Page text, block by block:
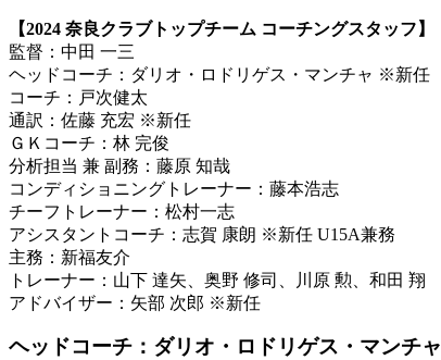
【2024 奈良クラブトップチーム コーチングスタッフ】
監督：中田 一三
ヘッドコーチ：ダリオ・ロドリゲス・マンチャ ※新任
コーチ：戸次健太
通訳：佐藤 充宏 ※新任
ＧＫコーチ：林 完俊
分析担当 兼 副務：藤原 知哉
コンディショニングトレーナー：藤本浩志
チーフトレーナー：松村一志
アシスタントコーチ：志賀 康朗 ※新任 U15A兼務
主務：新福友介
トレーナー：山下 達矢、奥野 修司、川原 勲、和田 翔
アドバイザー：矢部 次郎 ※新任
ヘッドコーチ：ダリオ・ロドリゲス・マンチャ